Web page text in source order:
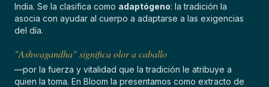
India. Se la clasifica como adaptógeno: la tradición la
asocia con ayudar al cuerpo a adaptarse a las exigencias
del día.
"Ashwagandha" significa olor a caballo
—por la fuerza y vitalidad que la tradición le atribuye a
quien la toma. En Bloom la presentamos como extracto de